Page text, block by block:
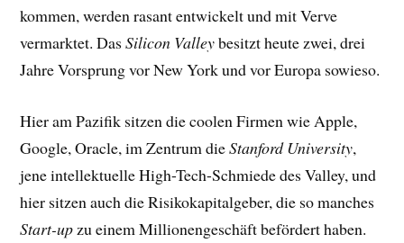
kommen, werden rasant entwickelt und mit Verve
vermarktet. DasSilicon Valleybesitzt heute zwei, drei
Jahre Vorsprung vor New York und vor Europa sowieso.
Hier am Pazifik sitzen die coolen Firmen wie Apple,
Google, Oracle, im Zentrum dieStanford University,
jene intellektuelle High-Tech-Schmiede des Valley, und
hier sitzen auch die Risikokapitalgeber, die so manches
Start-up zu einem Millionengeschäft befördert haben.